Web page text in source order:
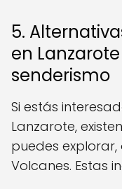
5.
en
senderismo
Si estás
Lanzarote,
puedes
Volcanes. Estas